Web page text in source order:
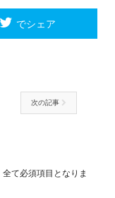
でシェア
次の記事
て必須項目となりま